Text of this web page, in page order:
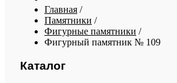
Главная /
Памятники /
Фигурные памятники /
Фигурный памятник № 109
Каталог